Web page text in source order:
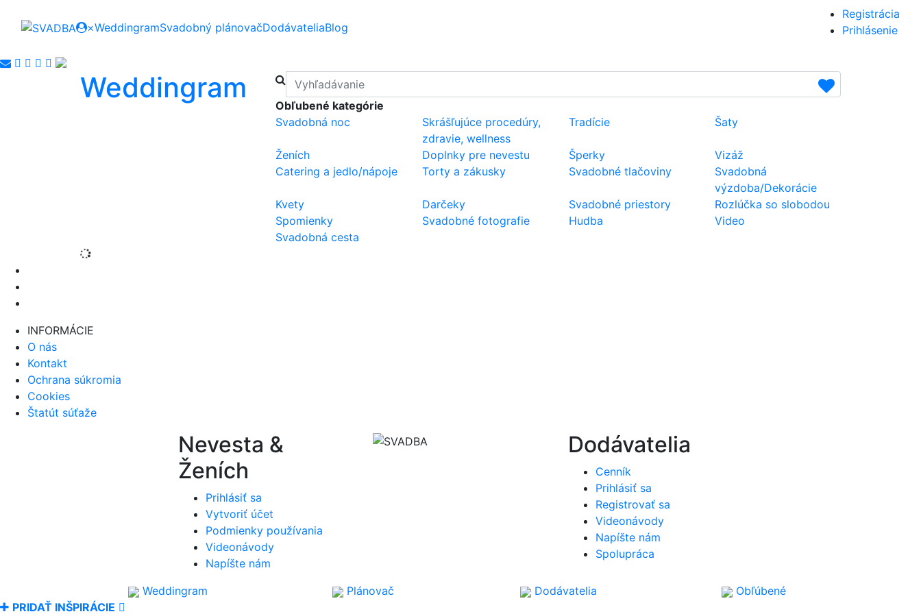
×WeddingramSvadobný plánovačDodávateliaBlog
Registrácia
Prihlásenie
Weddingram
Obľubené kategórie
Svadobná noc
Skrášľujúce procedúry,
zdravie, wellness
Tradície Šaty
Ženích Doplnky pre nevestu Šperky
Vizáž
Catering a jedlo/nápoje
Torty a zákusky Svadobné tlačoviny
Svadobná
výzdoba/Dekorácie
Kvety
Darčeky Svadobné priestory
Rozlúčka so slobodou
Spomienky
Svadobné fotografie Hudba
Video
Svadobná cesta
INFORMÁCIE
O nás
Kontakt
Ochrana súkromia
Cookies
Štatút súťaže
Nevesta &
Ženích
Prihlásiť sa
Vytvoriť účet
Podmienky používania
Videonávody
Napíšte nám
Dodávatelia
Cenník
Prihlásiť sa
Registrovať sa
Videonávody
Napíšte nám
Spolupráca
Weddingram Plánovač Dodávatelia
Obľúbené
PRIDAŤ INŠPIRÁCIE